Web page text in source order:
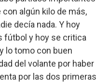
algún kilo de más,
decía nada. Y hoy
fútbol y hoy se critica
lo tomo con buen
del volante por haber
por las dos primeras